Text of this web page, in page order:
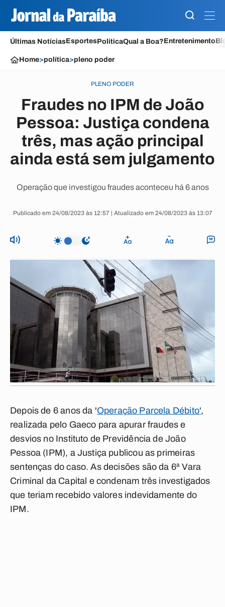
Últimas NotíciasEsportesPolíticaQual a Boa?Entretenimento
Home>política>pleno poder
PLENO PODER
Fraudes no IPM de João
Pessoa: Justiça condena
três, mas ação principal
ainda está sem julgamento
Operação que investigou fraudes aconteceu há 6 anos
Publicado em 24/08/2023 às 12:57 | Atualizado em 24/08/2023 às 13:07
Depois de 6 anos da 'Operação Parcela Débito',
realizada pelo Gaeco para apurar fraudes e
desvios no Instituto de Previdência de João
Pessoa (IPM), a Justiça publicou as primeiras
sentenças do caso. As decisões são da 6ª Vara
Criminal da Capital e condenam três investigados
que teriam recebido valores indevidamente do
IPM.